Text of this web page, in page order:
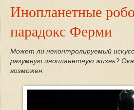
Инопланетные
парадокс Ферми
Может ли неконтролируемый
разумную инопланетную жизнь?
возможен.